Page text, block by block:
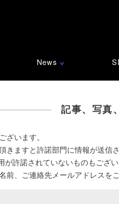
News ∨
記事、写真
ざいます。
きますと許諾部門に情報が送信
が許諾されていないものもござ
前、ご連絡先メールアドレスを